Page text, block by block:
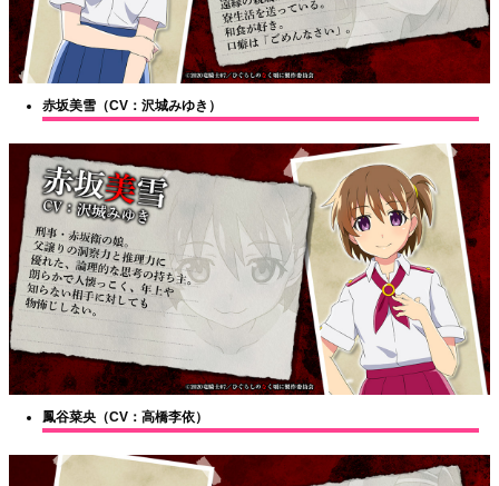
赤坂美雪（CV：沢城みゆき）
鳳谷菜央（CV：高橋李依）